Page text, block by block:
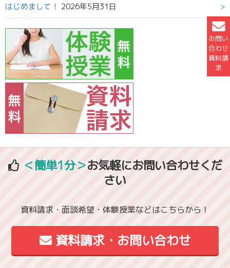
お問い
合わせ
資料請
求
はじめまして！ 2026年5月31日
＜簡単1分＞お気軽にお問い合わせくだ
さい
資料請求・面談希望・体験授業などはこちらから！
資料請求・お問い合わせ